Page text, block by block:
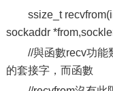
ssize_t
sockaddr
//與函數recv功能
的套接字，而函數